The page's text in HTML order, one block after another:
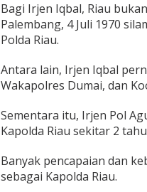
p
o
l
R
i
u
Bagi Irjen Iqbal, Riau
Palembang, 4 Juli 1970
Polda Riau.
Antara lain, Irjen Iqbal
Wakapolres Dumai, dan
Sementara itu, Irjen Pol
Kapolda Riau sekitar 2
Banyak pencapaian dan
sebagai Kapolda Riau.